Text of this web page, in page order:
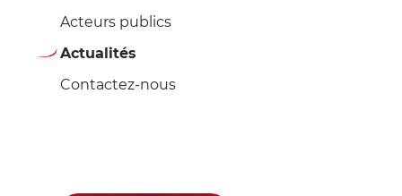
Acteurs publics
Actualités
Contactez-nous